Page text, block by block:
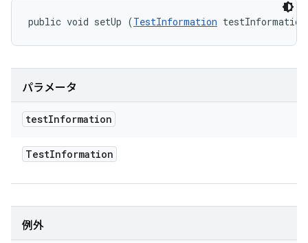
public void setUp (TestInformation
パラメータ
testInformation
TestInformation
例外